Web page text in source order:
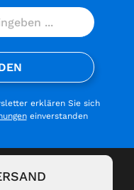
erklären Sie sich
einverstanden